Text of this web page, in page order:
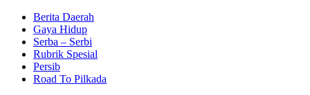
Berita Daerah
Gaya Hidup
Serba – Serbi
Rubrik Spesial
Persib
Road To Pilkada